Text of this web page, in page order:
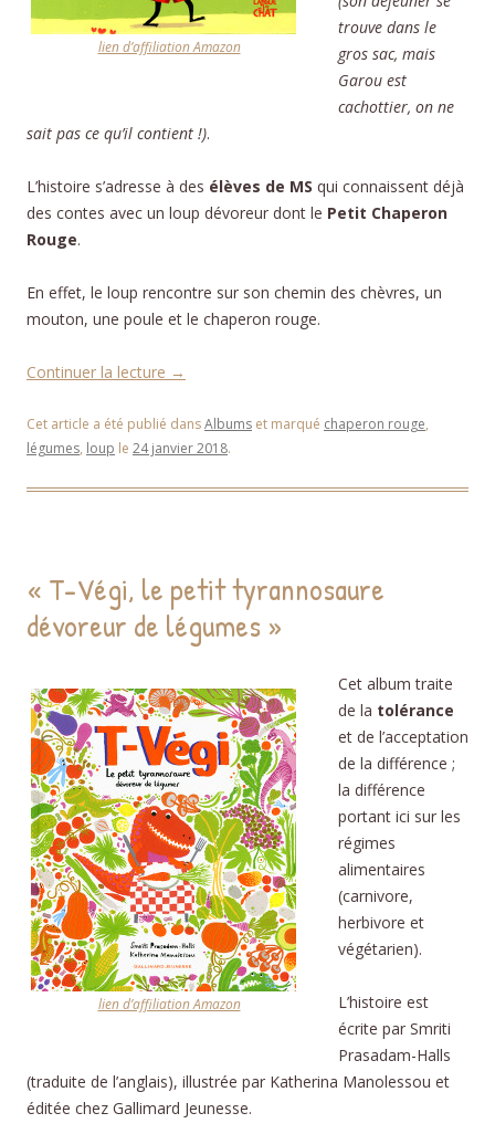
lien d’affiliation Amazon
trouve dans le
gros sac, mais
Garou est
cachottier, on ne
sait pas ce qu’il contient !).
L’histoire s’adresse à des élèves de MS qui connaissent déjà
des contes avec un loup dévoreur dont le Petit Chaperon
Rouge.
En effet, le loup rencontre sur son chemin des chèvres, un
mouton, une poule et le chaperon rouge.
Continuer la lecture →
Cet article a été publié dansAlbums et marqué chaperon rouge,
légumes, loup le 24 janvier 2018.
« T-Végi, le petit tyrannosaure
dévoreur de légumes »
lien d’affiliation Amazon
Cet album traite
de la tolérance
et de l’acceptation
de la différence ;
la différence
portant ici sur les
régimes
alimentaires
(carnivore,
herbivore et
végétarien).
L’histoire est
écrite par Smriti
Prasadam-Halls
(traduite de l’anglais), illustrée par Katherina Manolessou et
éditée chez Gallimard Jeunesse.